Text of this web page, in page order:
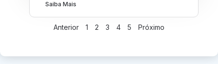
Saiba Mais
Anterior 1 2 3 4 5 Próximo